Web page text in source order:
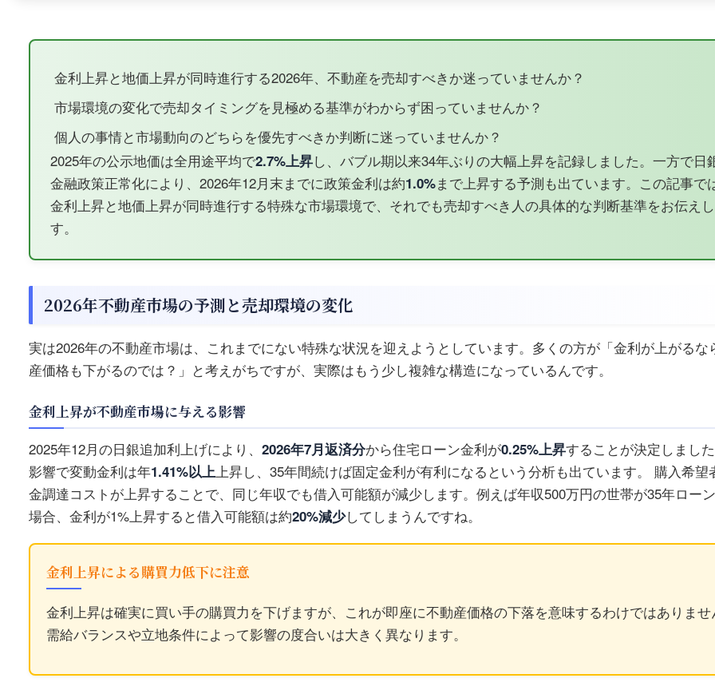
金利上昇と地価上昇が同時進行する2026年、不動産を売却すべきか迷っていませんか？
市場環境の変化で売却タイミングを見極める基準がわからず困っていませんか？
個人の事情と市場動向のどちらを優先すべきか判断に迷っていませんか？
2025年の公示地価は全用途平均で2.7%上昇し、バブル期以来34年ぶりの大幅上昇を記録しました。一方で日
金融政策正常化により、2026年12月末までに政策金利は約1.0%まで上昇する予測も出ています。この記事で
金利上昇と地価上昇が同時進行する特殊な市場環境で、それでも売却すべき人の具体的な判断基準をお伝え
す。
2026年不動産市場の予測と売却環境の変化
実は2026年の不動産市場は、これまでにない特殊な状況を迎えようとしています。多くの方が「金利が上がるな
産価格も下がるのでは？」と考えがちですが、実際はもう少し複雑な構造になっているんです。
金利上昇が不動産市場に与える影響
2025年12月の日銀追加利上げにより、 2026年7月返済分から住宅ローン金利が0.25%上昇することが決定しまし
影響で変動金利は年1.41%以上 上昇し、35年間続けば固定金利が有利になるという分析も出ています。 購入希望
金調達コストが上昇することで、同じ年収でも借入可能額が減少します。例えば年収500万円の世帯が35年ロー
場合、金利が1%上昇すると借入可能額は約20%減少してしまうんですね。
金利上昇による購買力低下に注意
金利上昇は確実に買い手の購買力を下げますが、これが即座に不動産価格の下落を意味するわけではありませ
需給バランスや立地条件によって影響の度合いは大きく異なります。